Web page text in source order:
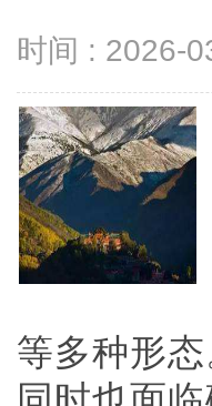
时间 : 2026-
等多种形